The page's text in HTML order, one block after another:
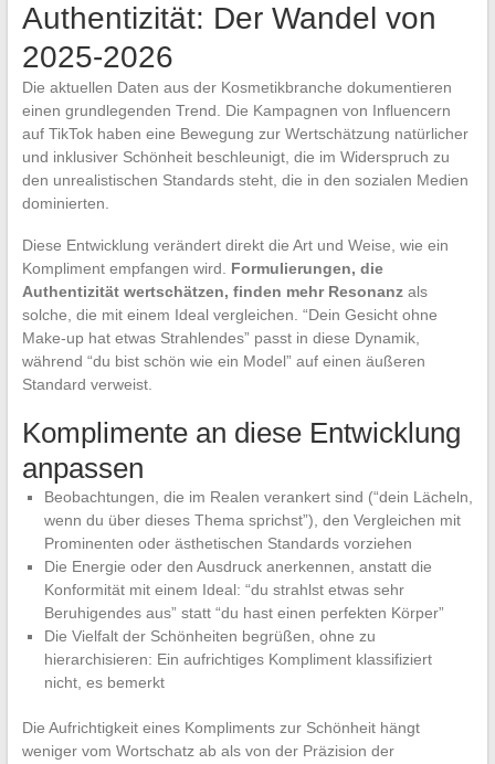
Authentizität: Der Wandel von
2025-2026
Die aktuellen Daten aus der Kosmetikbranche dokumentieren
einen grundlegenden Trend. Die Kampagnen von Influencern
auf TikTok haben eine Bewegung zur Wertschätzung natürlicher
und inklusiver Schönheit beschleunigt, die im Widerspruch zu
den unrealistischen Standards steht, die in den sozialen Medien
dominierten.
Diese Entwicklung verändert direkt die Art und Weise, wie ein
Kompliment empfangen wird. Formulierungen, die
Authentizität wertschätzen, finden mehr Resonanzals
solche, die mit einem Ideal vergleichen. “Dein Gesicht ohne
Make-up hat etwas Strahlendes” passt in diese Dynamik,
während “du bist schön wie ein Model” auf einen äußeren
Standard verweist.
Komplimente an diese Entwicklung
anpassen
Beobachtungen, die im Realen verankert sind (“dein Lächeln,
wenn du über dieses Thema sprichst”), den Vergleichen mit
Prominenten oder ästhetischen Standards vorziehen
Die Energie oder den Ausdruck anerkennen, anstatt die
Konformität mit einem Ideal: “du strahlst etwas sehr
Beruhigendes aus” statt “du hast einen perfekten Körper”
Die Vielfalt der Schönheiten begrüßen, ohne zu
hierarchisieren: Ein aufrichtiges Kompliment klassifiziert
nicht, es bemerkt
Die Aufrichtigkeit eines Kompliments zur Schönheit hängt
weniger vom Wortschatz ab als von der Präzision der